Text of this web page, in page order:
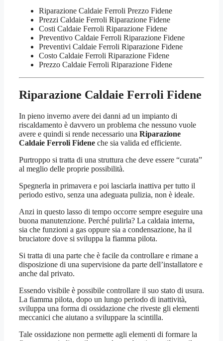
Riparazione Caldaie Ferroli Prezzo Fidene
Prezzi Caldaie Ferroli Riparazione Fidene
Costi Caldaie Ferroli Riparazione Fidene
Preventivo Caldaie Ferroli Riparazione Fidene
Preventivi Caldaie Ferroli Riparazione Fidene
Costo Caldaie Ferroli Riparazione Fidene
Prezzo Caldaie Ferroli Riparazione Fidene
Riparazione Caldaie Ferroli Fidene
In pieno inverno avere dei danni ad un impianto di
riscaldamento è davvero un problema che nessuno vuole
avere e quindi si rende necessario una Riparazione
Caldaie Ferroli Fidene che sia valida ed efficiente.
Purtroppo si tratta di una struttura che deve essere “curata”
al meglio delle proprie possibilità.
Spegnerla in primavera e poi lasciarla inattiva per tutto il
periodo estivo, senza una adeguata pulizia, non è ideale.
Anzi in questo lasso di tempo occorre sempre eseguire una
buona manutenzione. Perché pulirla? La caldaia interna,
sia che funzioni a gas oppure sia a condensazione, ha il
bruciatore dove si sviluppa la fiamma pilota.
Si tratta di una parte che è facile da controllare e rimane a
disposizione di una supervisione da parte dell’installatore e
anche dal privato.
Essendo visibile è possibile controllare il suo stato di usura.
La fiamma pilota, dopo un lungo periodo di inattività,
sviluppa una forma di ossidazione che riveste gli elementi
meccanici che aiutano a sviluppare la scintilla.
Tale ossidazione non permette agli elementi di formare la